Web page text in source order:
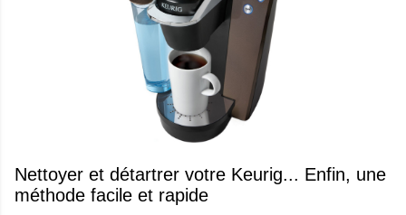
Nettoyer et détartrer votre Keurig... Enfin, une
méthode facile et rapide